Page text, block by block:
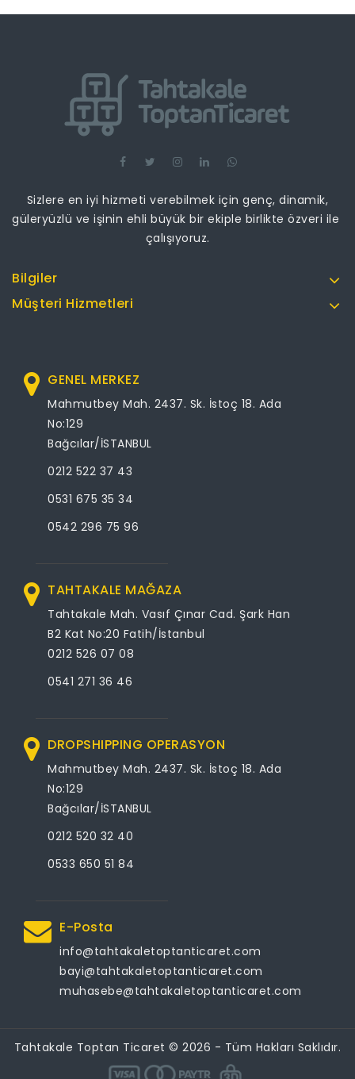
Sizlere en iyi hizmeti verebilmek için genç, dinamik,
güleryüzlü ve işinin ehli büyük bir ekiple birlikte özveri ile
çalışıyoruz.
Bilgiler
Müşteri Hizmetleri
GENEL MERKEZ
Mahmutbey Mah. 2437. Sk. İstoç 18. Ada
No:129
Bağcılar/İSTANBUL
0212 522 37 43
0531 675 35 34
0542 296 75 96
TAHTAKALE MAĞAZA
Tahtakale Mah. Vasıf Çınar Cad. Şark Han
B2 Kat No:20 Fatih/İstanbul
0212 526 07 08
0541 271 36 46
DROPSHIPPING OPERASYON
Mahmutbey Mah. 2437. Sk. İstoç 18. Ada
No:129
Bağcılar/İSTANBUL
0212 520 32 40
0533 650 51 84
E-Posta
info@tahtakaletoptanticaret.com
bayi@tahtakaletoptanticaret.com
muhasebe@tahtakaletoptanticaret.com
Tahtakale Toptan Ticaret © 2026 - Tüm Hakları Saklıdır.